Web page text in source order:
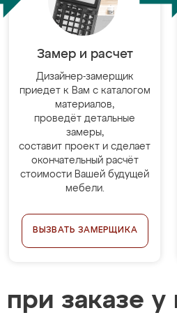
Замер и расчет
Дизайнер-замерщик
приедет к Вам с каталогом
материалов,
проведёт детальные
замеры,
составит проект и сделает
окончательный расчёт
стоимости Вашей будущей
мебели.
ВЫЗВАТЬ ЗАМЕРЩИКА
заказе у